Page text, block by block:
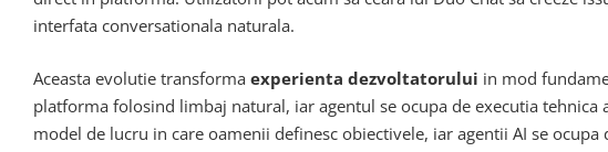
interfata conversationala naturala.
Aceasta evolutie transforma experienta dezvoltatorului in mod
platforma folosind limbaj natural, iar agentul se ocupa de executia
model de lucru in care oamenii definesc obiectivele, iar agentii AI se ocupa